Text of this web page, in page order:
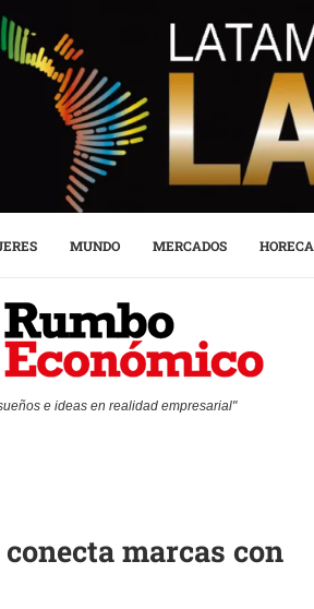
MUNDO MERCADOS HORECA
e ideas en realidad empresarial"
marcas con